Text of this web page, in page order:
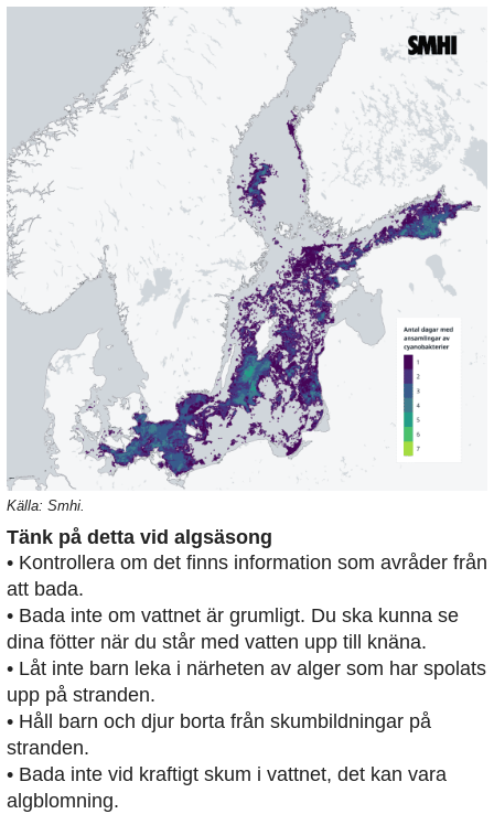
Källa: Smhi.
Tänk på detta vid algsäsong
• Kontrollera om det finns information som avråder från
att bada.
• Bada inte om vattnet är grumligt. Du ska kunna se
dina fötter när du står med vatten upp till knäna.
• Låt inte barn leka i närheten av alger som har spolats
upp på stranden.
• Håll barn och djur borta från skumbildningar på
stranden.
• Bada inte vid kraftigt skum i vattnet, det kan vara
algblomning.